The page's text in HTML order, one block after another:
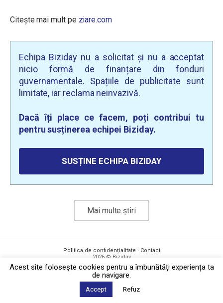
Citește mai mult pe ziare.com
Echipa Biziday nu a solicitat și nu a acceptat
nicio formă de finanțare din fonduri
guvernamentale. Spațiile de publicitate sunt
limitate, iar reclama neinvazivă.
Dacă îți place ce facem, poți contribui tu
pentru susținerea echipei Biziday.
SUSȚINE ECHIPA BIZIDAY
Mai multe știri
Politica de confidențialitate · Contact
2026 © Biziday
Acest site foloseşte cookies pentru a îmbunătăți experiența ta
de navigare.
Accept Refuz